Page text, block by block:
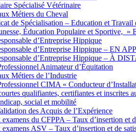
Spécialisé Vétérinaire
Métiers du Cheval
de Spécialisation – Education et Travail
Éducation Populaire et Sportive,
d’Entreprise Hippique
d’Entreprise Hippique – EN
d’Entreprise Hippique – À
Animateur d’Équitation
Métiers de l’Industrie
CIMA « Conducteur
qualifiantes, certifiantes et inscrites
social et mobilité
des Acquis de l’Expérience
examens du CFPPA – Taux d’insertion et
examens ASV – Taux d’insertion et de